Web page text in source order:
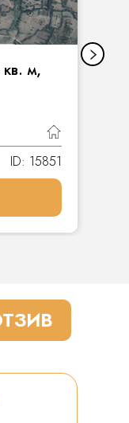
м,
ID: 15851